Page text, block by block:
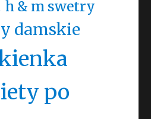
h & m swetry
damskie
po